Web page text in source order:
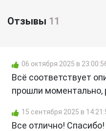
Отзывы 11
06 октября 2025 в
Всё соответствует
прошли
15 сентября 2025 в
Все отлично! Спасибо!